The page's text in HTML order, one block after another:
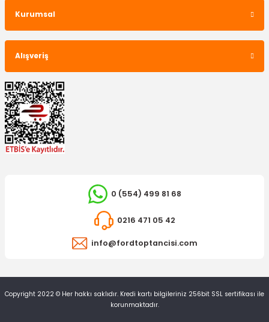
Kurumsal
Alışveriş
0 (554) 499 81 68
0216 471 05 42
info@fordtoptancisi.com
Copyright 2022 © Her hakkı saklıdır. Kredi kartı bilgileriniz 256bit SSL sertifikası ile
korunmaktadır.